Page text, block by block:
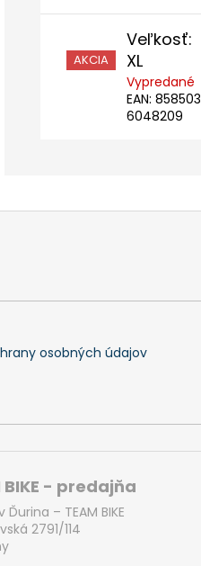
AKCIA
Veľkosť:
XL
Vypredané
EAN: 858503
6048209
osobných údajov
BIKE - predajňa
Ďurina – TEAM BIKE
2791/114